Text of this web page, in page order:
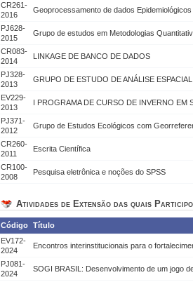
CR261-
2016
Geoprocessamento de dados Epidemiológicos
PJ628-
2015
Grupo de estudos em Metodologias
CR083-
2014
LINKAGE DE BANCO DE DADOS
PJ328-
2013
GRUPO DE ESTUDO DE ANÁLISE
EV229-
2013
I PROGRAMA DE CURSO DE INVERNO EM
PJ371-
2012
Grupo de Estudos Ecológicos com
CR260-
2011
Escrita Científica
CR100-
2008
Pesquisa eletrônica e noções do SPSS
Atividades de Extensão das quais Participo
Código Título
EV172-
2024
Encontros interinstitucionais para o
PJ081-
2024
SOGI BRASIL: Desenvolvimento de um jogo